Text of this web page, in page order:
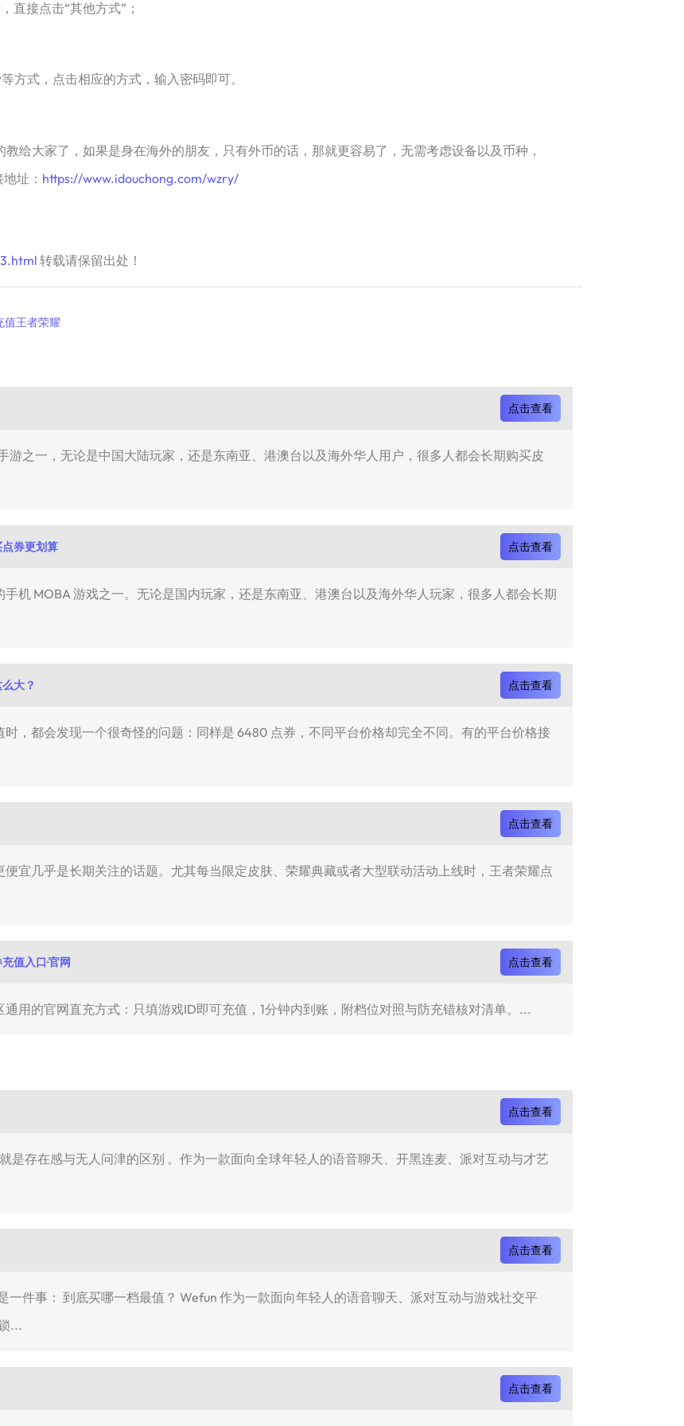
接点击“其他方式”；
式，点击相应的方式，输入密码即可。
大家了，如果是身在海外的朋友，只有外币的话，那就更容易了，无需考虑设备以及币种，
址： https://www.idouchong.com/wzry/
转载请保留出处！
值王者荣耀
点击查看
游之一，无论是中国大陆玩家，还是东南亚、港澳台以及海外华人用户，很多人都会长期购买皮
券更划算 点击查看
手机 MOBA 游戏之一。无论是国内玩家，还是东南亚、港澳台以及海外华人玩家，很多人都会长期
大？ 点击查看
，都会发现一个很奇怪的问题：同样是 6480 点券，不同平台价格却完全不同。有的平台价格接
点击查看
宜几乎是长期关注的话题。尤其每当限定皮肤、荣耀典藏或者大型联动活动上线时，王者荣耀点
值入口·官网 点击查看
用的官网直充方式：只填游戏ID即可充值，1分钟内到账，附档位对照与防充错核对清单。...
点击查看
是存在感与无人问津的区别 。作为一款面向全球年轻人的语音聊天、开黑连麦、派对互动与才艺
点击查看
一件事： 到底买哪一档最值？ Wefun 作为一款面向年轻人的语音聊天、派对互动与游戏社交平
...
点击查看